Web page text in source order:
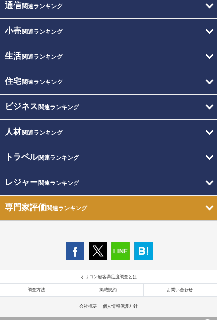
通信関連ランキング
小売関連ランキング
生活関連ランキング
住宅関連ランキング
ビジネス 関連ランキング
人材関連ランキング
トラベル関連ランキング
レジャー関連ランキング
専門家評価関連ランキング
オリコン顧客満足度調査とは
調査方法 掲載規約 お問い合わせ
会社概要 個人情報保護方針